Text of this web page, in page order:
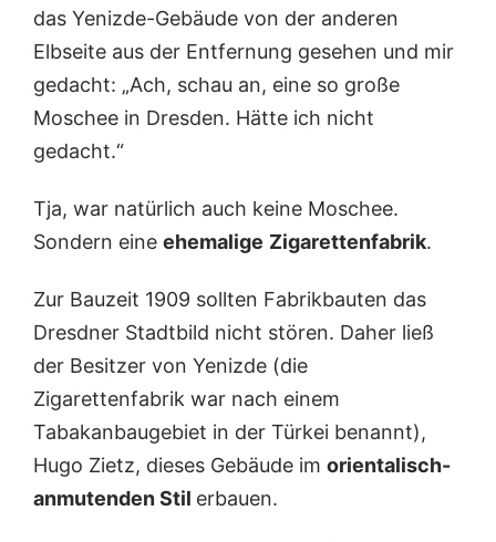
das Yenizde-Gebäude von der anderen
Elbseite aus der Entfernung gesehen und mir
gedacht: „Ach, schau an, eine so große
Moschee in Dresden. Hätte ich nicht
gedacht.“
Tja, war natürlich auch keine Moschee.
Sondern eine ehemalige Zigarettenfabrik.
Zur Bauzeit 1909 sollten Fabrikbauten das
Dresdner Stadtbild nicht stören. Daher ließ
der Besitzer von Yenizde (die
Zigarettenfabrik war nach einem
Tabakanbaugebiet in der Türkei benannt),
Hugo Zietz, dieses Gebäude im orientalisch-
anmutenden Stil erbauen.